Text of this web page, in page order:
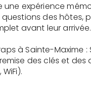
expérience
des hôtes,
avant leur arrivée.
à Sainte-Maxime :
des clés et